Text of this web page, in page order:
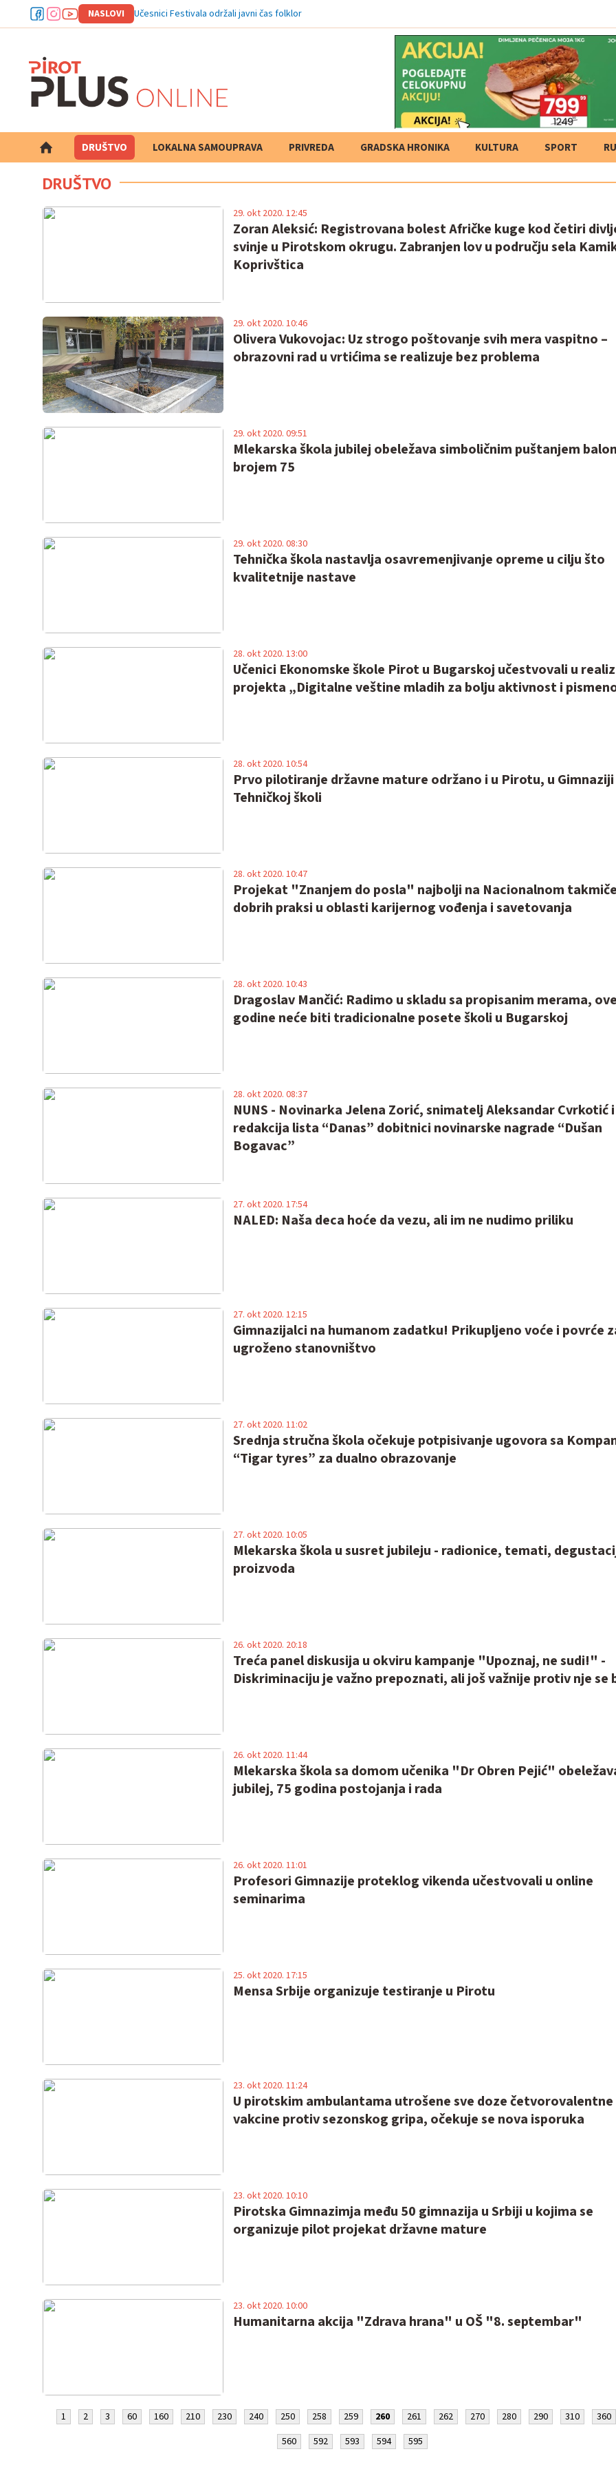
NASLOVI Učesnici Festivala održali javni čas folklora
DRUŠTVO LOKALNA SAMOUPRAVA PRIVREDA GRADSKA HRONIKA KULTURA SPORT
PRETRAGA
DRUŠTVO
Zoran Aleksić: Registrovana bolest Afričke kuge kod četiri
svinje u Pirotskom okrugu. Zabranjen lov u području sela
Koprivštica
29. okt 2020. 12:45
Olivera Vukovojac: Uz strogo poštovanje svih mera vaspitno –
obrazovni rad u vrtićima se realizuje bez problema
29. okt 2020. 10:46
Mlekarska škola jubilej obeležava simboličnim puštanjem
brojem 75
29. okt 2020. 09:51
Tehnička škola nastavlja osavremenjivanje opreme u cilju što
kvalitetnije nastave
29. okt 2020. 08:30
Učenici Ekonomske škole Pirot u Bugarskoj učestvovali u
projekta „Digitalne veštine mladih za bolju aktivnost i
28. okt 2020. 13:00
Prvo pilotiranje državne mature održano i u Pirotu, u
Tehničkoj školi
28. okt 2020. 10:54
Projekat "Znanjem do posla" najbolji na Nacionalnom
dobrih praksi u oblasti karijernog vođenja i savetovanja
28. okt 2020. 10:47
Dragoslav Mančić: Radimo u skladu sa propisanim merama,
godine neće biti tradicionalne posete školi u Bugarskoj
28. okt 2020. 10:43
NUNS - Novinarka Jelena Zorić, snimatelj Aleksandar Cvrkotić i
redakcija lista “Danas” dobitnici novinarske nagrade “Dušan
Bogavac”
28. okt 2020. 08:37
NALED: Naša deca hoće da vezu, ali im ne nudimo priliku
27. okt 2020. 17:54
Gimnazijalci na humanom zadatku! Prikupljeno voće i povrće
ugroženo stanovništvo
27. okt 2020. 12:15
Srednja stručna škola očekuje potpisivanje ugovora sa
“Tigar tyres” za dualno obrazovanje
27. okt 2020. 11:02
Mlekarska škola u susret jubileju - radionice, temati,
proizvoda
27. okt 2020. 10:05
Treća panel diskusija u okviru kampanje "Upoznaj, ne sudi!" -
Diskriminaciju je važno prepoznati, ali još važnije protiv nje se
26. okt 2020. 20:18
Mlekarska škola sa domom učenika "Dr Obren Pejić"
jubilej, 75 godina postojanja i rada
26. okt 2020. 11:44
Profesori Gimnazije proteklog vikenda učestvovali u online
seminarima
26. okt 2020. 11:01
Mensa Srbije organizuje testiranje u Pirotu
25. okt 2020. 17:15
U pirotskim ambulantama utrošene sve doze četvorovalentne
vakcine protiv sezonskog gripa, očekuje se nova isporuka
23. okt 2020. 11:24
Pirotska Gimnazimja među 50 gimnazija u Srbiji u kojima se
organizuje pilot projekat državne mature
23. okt 2020. 10:10
Humanitarna akcija "Zdrava hrana" u OŠ "8. septembar"
23. okt 2020. 10:00
1 2 3 60 160 210 230 240 250 258 259 260 261 262 270 280 290 310
360
560
592 593 594 595